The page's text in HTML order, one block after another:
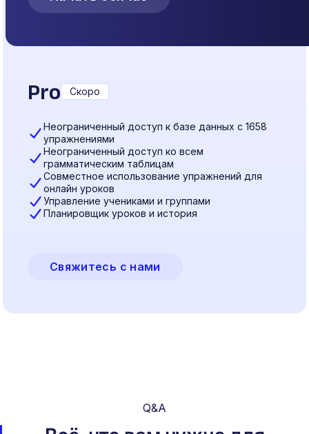
Pro Скоро
Неограниченный доступ к базе данных с 1658
упражнениями
Неограниченный доступ ко всем
грамматическим таблицам
Совместное использование упражнений для
онлайн уроков
Управление учениками и группами
Планировщик уроков и история
Свяжитесь с нами
Q&A